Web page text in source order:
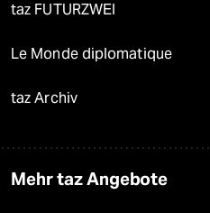
taz FUTURZWEI
Le Monde diplomatique
taz Archiv
Mehr taz Angebote